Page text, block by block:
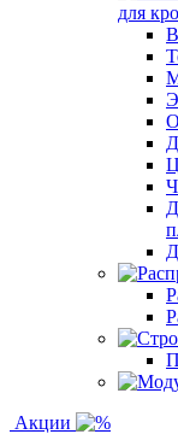
для
Акции